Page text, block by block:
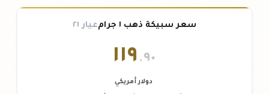
سعر سبيكة ذهب ١ جرام عيار ٢١
١١٩ .٩٠
دولار أمريكي